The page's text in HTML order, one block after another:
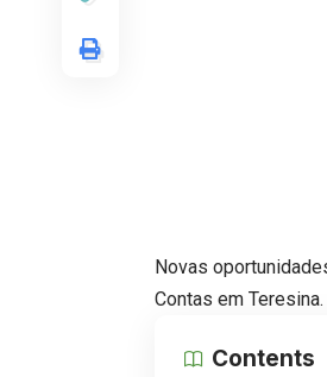
Novas
Contas em Teresina.
Contents